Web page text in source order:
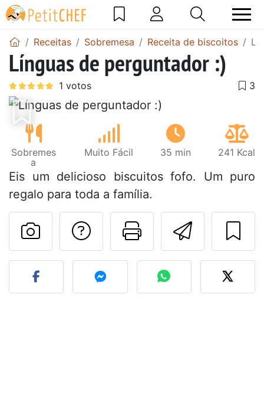
Receitas Sobremesa Receita de biscoitos
Línguas de perguntador :)
Sobremes
a
Muito Fácil 35 min 241 Kcal
Eis um delicioso biscuitos fofo. Um puro
regalo para toda a família.
Imprima
Falar com o autor
Fez esta receita?